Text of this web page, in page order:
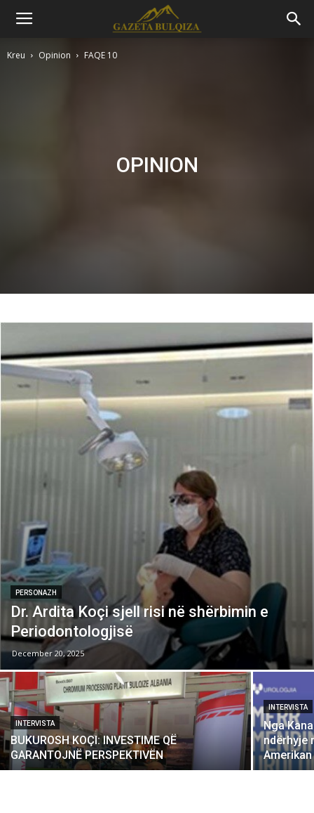
Kreu Opinion FAQE 10
OPINION
PERSONAZH
Dr. Ardita Koçi sjell risi në shërbimin e
Periodontologjisë
December 20, 2025
INTERVISTA
BUKUROSH KOÇI: INVESTIME QË
GARANTOJNË PERSPEKTIVËN
INTERVISTA
Nga
ndërhyje